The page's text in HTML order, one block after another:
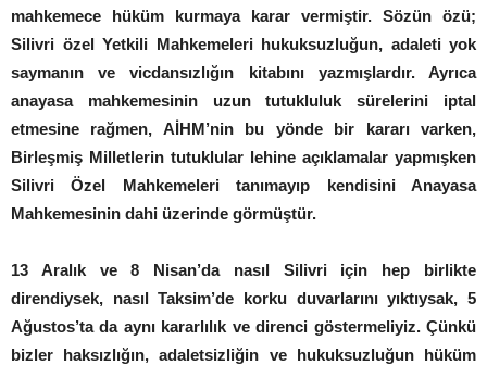
mahkemece hüküm kurmaya karar vermiştir. Sözün özü;
Silivri özel Yetkili Mahkemeleri hukuksuzluğun, adaleti yok
saymanın ve vicdansızlığın kitabını yazmışlardır. Ayrıca
anayasa mahkemesinin uzun tutukluluk sürelerini iptal
etmesine rağmen, AİHM’nin bu yönde bir kararı varken,
Birleşmiş Milletlerin tutuklular lehine açıklamalar yapmışken
Silivri Özel Mahkemeleri tanımayıp kendisini Anayasa
Mahkemesinin dahi üzerinde görmüştür.
13 Aralık ve 8 Nisan’da nasıl Silivri için hep birlikte
direndiysek, nasıl Taksim’de korku duvarlarını yıktıysak, 5
Ağustos’ta da aynı kararlılık ve direnci göstermeliyiz. Çünkü
bizler haksızlığın, adaletsizliğin ve hukuksuzluğun hüküm